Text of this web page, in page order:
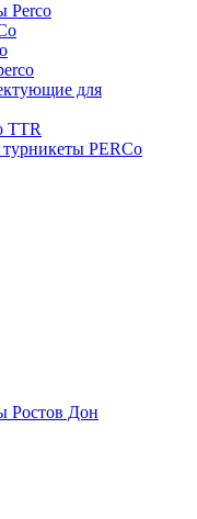
Perco
для
TTR
PERCo
Ростов Дон